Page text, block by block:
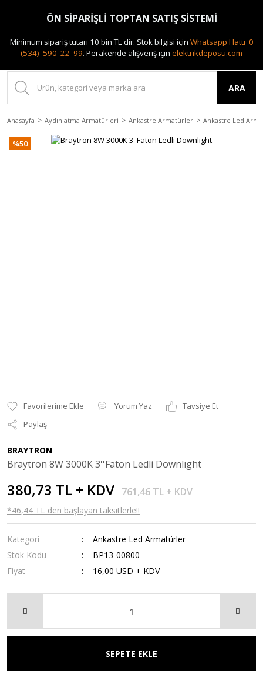
0(212) 240 87 88
ARA
Anasayfa Aydınlatma Armatürleri Ankastre Armatürler Ankastre Led
%50
Yorum Yaz
Tavsiye Et
Paylaş
BRAYTRON
Braytron 8W 3000K 3''Faton Ledli Downlıght
380,73 TL + KDV 761,46 TL + KDV
*46,44 TL den başlayan taksitlerle!!
Kategori
Ankastre Led Armatürler
Stok Kodu
BP13-00800
Fiyat
16,00 USD + KDV
SEPETE EKLE
ÖN SİPARİŞLİ TOPTAN SATIŞ SİSTEMİ
Minimum sipariş tutarı 10 bin TL'dir. Stok bilgisi için Whatsapp Hattı 0
(534) 590 22 99. Perakende alışveriş için elektrikdeposu.com